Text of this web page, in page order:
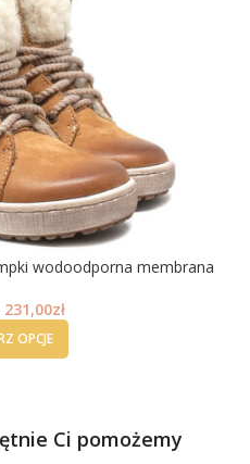
wodoodporna membrana
231,00zł
OPCJE
Ci pomożemy